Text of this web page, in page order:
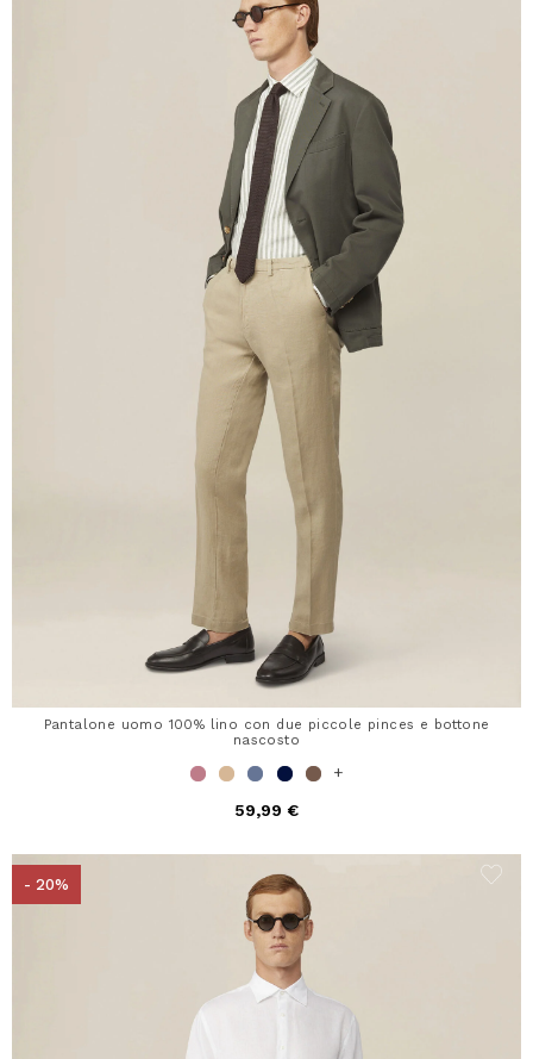
Pantalone uomo 100% lino con due piccole pinces e bottone
nascosto
+
59,99 €
- 20%